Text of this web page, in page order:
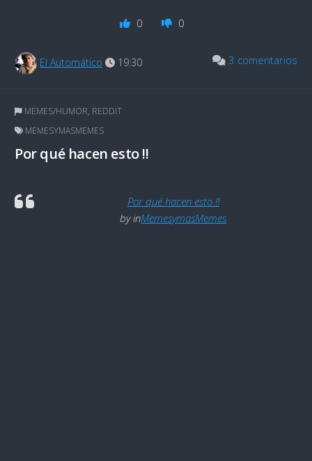
0 0
El Automático 19:30 3 comentarios
MEMES/HUMOR, REDDIT
MEMESYMASMEMES
Por qué hacen esto !!
Por qué hacen esto !!
byinMemesymasMemes